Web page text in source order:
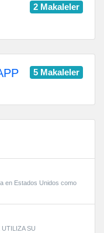
2 Makaleler
5 Makaleler
en Estados Unidos como
SU